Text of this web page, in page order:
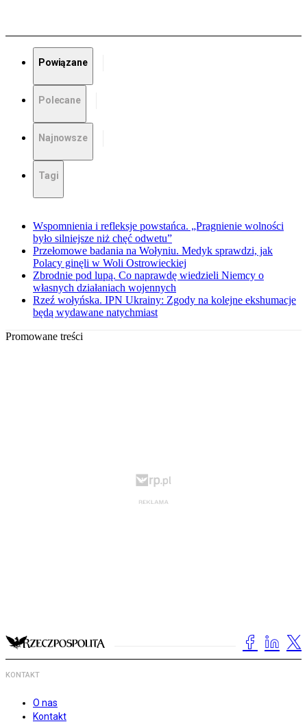
Powiązane
Polecane
Najnowsze
Tagi
Wspomnienia i refleksje powstańca. „Pragnienie wolności
było silniejsze niż chęć odwetu”
Przełomowe badania na Wołyniu. Medyk sprawdzi, jak
Polacy ginęli w Woli Ostrowieckiej
Zbrodnie pod lupą. Co naprawdę wiedzieli Niemcy o
własnych działaniach wojennych
Rzeź wołyńska. IPN Ukrainy: Zgody na kolejne ekshumacje
będą wydawane natychmiast
Promowane treści
KONTAKT
O nas
Kontakt